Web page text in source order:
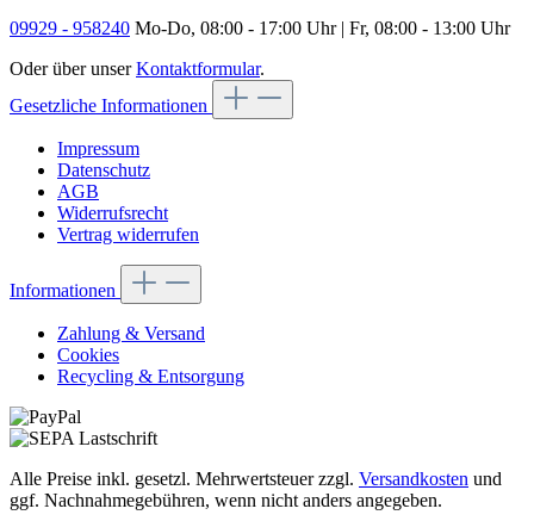
09929 - 958240 Mo-Do, 08:00 - 17:00 Uhr | Fr, 08:00 - 13:00 Uhr
Oder über unserKontaktformular.
Gesetzliche Informationen
Impressum
Datenschutz
AGB
Widerrufsrecht
Vertrag widerrufen
Informationen
Zahlung & Versand
Cookies
Recycling & Entsorgung
Alle Preise inkl. gesetzl. Mehrwertsteuer zzgl. Versandkosten und
ggf. Nachnahmegebühren, wenn nicht anders angegeben.